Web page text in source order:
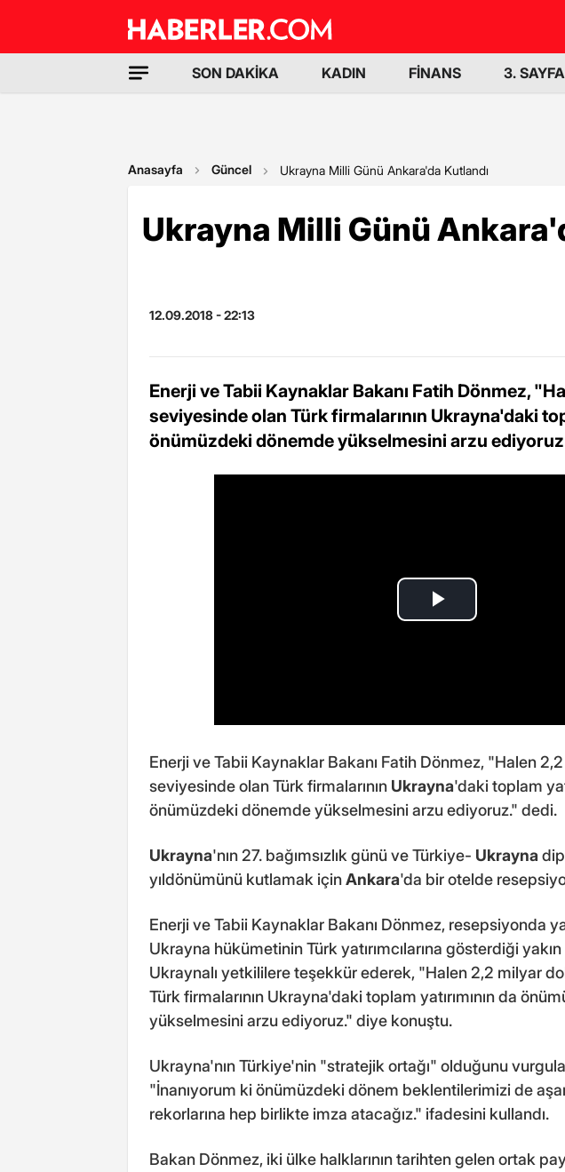
SON DAKİKA KADIN FİNANS 3. SAYFA
Anasayfa Güncel Ukrayna Milli Günü Ankara'da Kutlandı
Ukrayna Milli Günü
12.09.2018 - 22:13
Enerji ve Tabii Kaynaklar Bakanı Fatih Dönmez,
seviyesinde olan Türk firmalarının Ukrayna'daki
önümüzdeki dönemde yükselmesini arzu
Enerji ve Tabii Kaynaklar Bakanı Fatih Dönmez, "Halen
seviyesinde olan Türk firmalarının Ukrayna'daki toplam
önümüzdeki dönemde yükselmesini arzu ediyoruz." dedi.
Ukrayna'nın 27. bağımsızlık günü ve Türkiye- Ukrayna
yıldönümünü kutlamak içinAnkara'da bir otelde
Enerji ve Tabii Kaynaklar Bakanı Dönmez, resepsiyonda
Ukrayna hükümetinin Türk yatırımcılarına gösterdiği yakın
Ukraynalı yetkililere teşekkür ederek, "Halen 2,2 milyar
Türk firmalarının Ukrayna'daki toplam yatırımının da
yükselmesini arzu ediyoruz." diye konuştu.
Ukrayna'nın Türkiye'nin "stratejik ortağı" olduğunu
"İnanıyorum ki önümüzdeki dönem beklentilerimizi de
rekorlarına hep birlikte imza atacağız." ifadesini kullandı.
Bakan Dönmez, iki ülke halklarının tarihten gelen ortak